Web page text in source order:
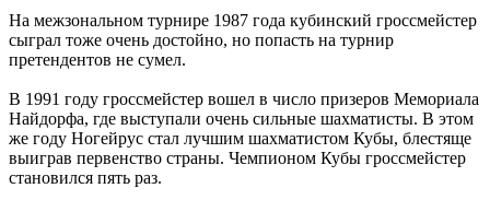
На межзональном турнире 1987 года кубинский гроссмейстер
сыграл тоже очень достойно, но попасть на турнир
претендентов не сумел.
В 1991 году гроссмейстер вошел в число призеров Мемориала
Найдорфа, где выступали очень сильные шахматисты. В этом
же году Ногейрус стал лучшим шахматистом Кубы, блестяще
выиграв первенство страны. Чемпионом Кубы гроссмейстер
становился пять раз.